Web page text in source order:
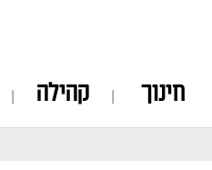
חינוך קהילה